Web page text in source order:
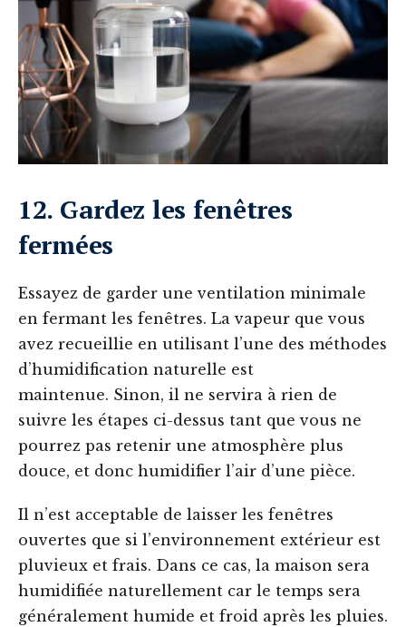
12. Gardez les fenêtres
fermées
Essayez de garder une ventilation minimale
en fermant les fenêtres. La vapeur que vous
avez recueillie en utilisant l’une des méthodes
d’humidification naturelle est
maintenue. Sinon, il ne servira à rien de
suivre les étapes ci-dessus tant que vous ne
pourrez pas retenir une atmosphère plus
douce, et donc humidifier l’air d’une pièce.
Il n’est acceptable de laisser les fenêtres
ouvertes que si l’environnement extérieur est
pluvieux et frais. Dans ce cas, la maison sera
humidifiée naturellement car le temps sera
généralement humide et froid après les pluies.